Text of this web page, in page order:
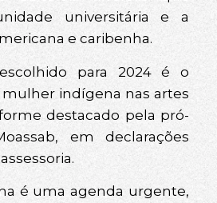
universitária e a
e caribenha.
para 2024 é o
indígena nas artes
destacado pela pró-
em declarações
é uma agenda urgente,